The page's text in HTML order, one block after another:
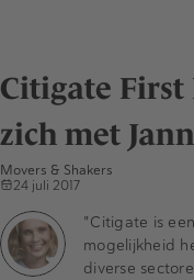
Citigate
zich met
Movers & Shakers
24 juli 2017
"Citigate is
mogelijkheid
diverse